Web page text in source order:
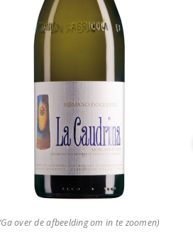
over de afbeelding om in te zoomen)